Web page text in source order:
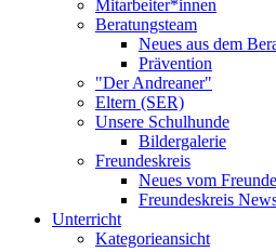
Mitarbeiter*innen
Beratungsteam
Neues aus dem
Prävention
"Der Andreaner"
Eltern (SER)
Unsere Schulhunde
Bildergalerie
Freundeskreis
Neues vom
Freundeskreis
Unterricht
Kategorieansicht